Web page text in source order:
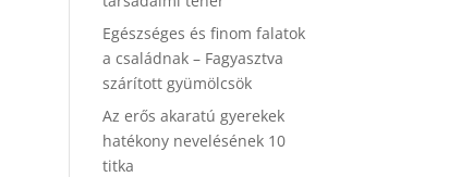
Egészséges és finom falatok
a családnak – Fagyasztva
szárított gyümölcsök
Az erős akaratú gyerekek
hatékony nevelésének 10
titka